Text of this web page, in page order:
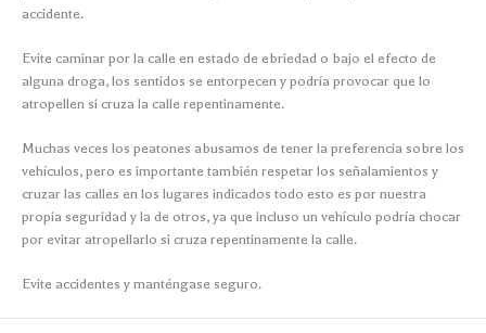
accidente.
Evite caminar por la calle en estado de ebriedad o bajo el efecto de
alguna droga, los sentidos se entorpecen y podría provocar que lo
atropellen si cruza la calle repentinamente.
Muchas veces los peatones abusamos de tener la preferencia sobre los
vehículos, pero es importante también respetar los señalamientos y
cruzar las calles en los lugares indicados todo esto es por nuestra
propia seguridad y la de otros, ya que incluso un vehículo podría chocar
por evitar atropellarlo si cruza repentinamente la calle.
Evite accidentes y manténgase seguro.